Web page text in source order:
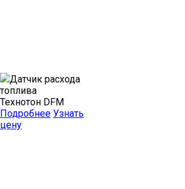
Датчик расхода
топлива
Технотон DFM
Подробнее Узнать
цену